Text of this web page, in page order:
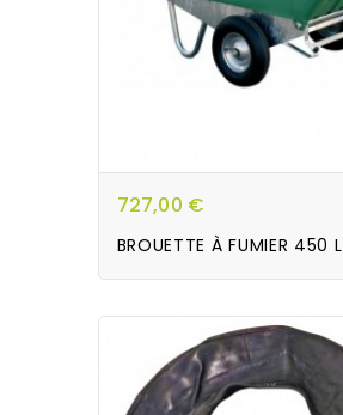
727,00 €
BROUETTE À FUMIER 450 L